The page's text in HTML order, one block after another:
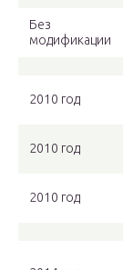
Без
модификации
2010 год
2010 год
2010 год